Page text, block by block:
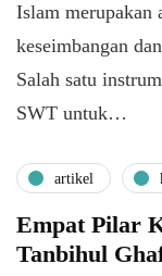
Islam merupakan
keseimbangan
Salah satu
SWT untuk…
artikel
Empat Pilar
Tanbihul